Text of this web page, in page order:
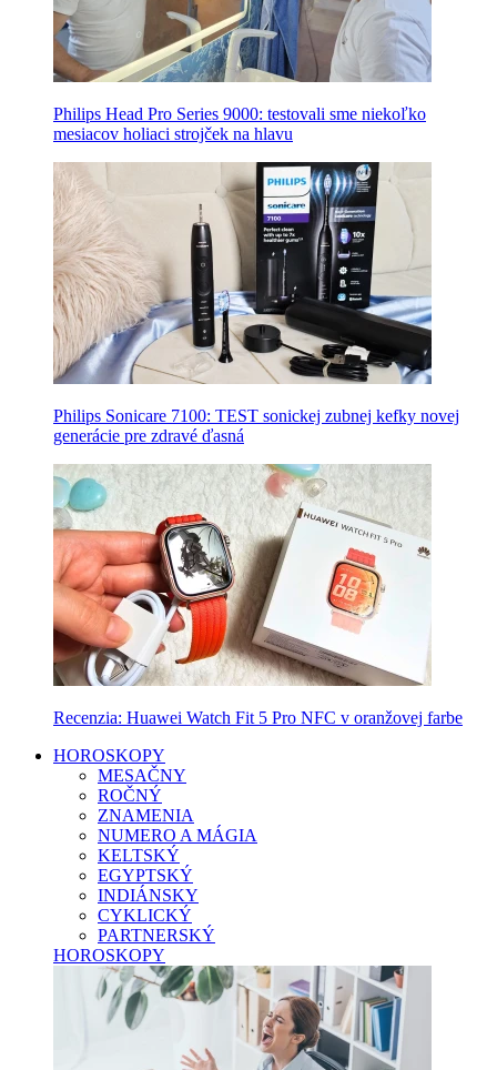
Philips Head Pro Series 9000: testovali sme niekoľko
mesiacov holiaci strojček na hlavu
Philips Sonicare 7100: TEST sonickej zubnej kefky novej
generácie pre zdravé ďasná
Recenzia: Huawei Watch Fit 5 Pro NFC v oranžovej farbe
HOROSKOPY
MESAČNY
ROČNÝ
ZNAMENIA
NUMERO A MÁGIA
KELTSKÝ
EGYPTSKÝ
INDIÁNSKY
CYKLICKÝ
PARTNERSKÝ
HOROSKOPY